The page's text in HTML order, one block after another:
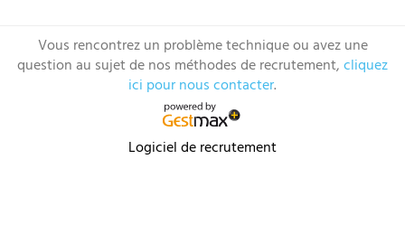
Vous rencontrez un problème technique ou avez une
question au sujet de nos méthodes de recrutement,cliquez
ici pour nous contacter.
Logiciel de recrutement